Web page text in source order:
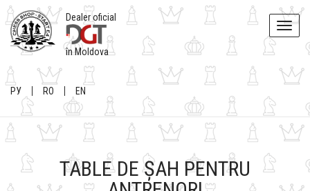
Toggle
Dealer oficial
în Moldova
РУ RO EN
TABLE DE ȘAH PENTRU